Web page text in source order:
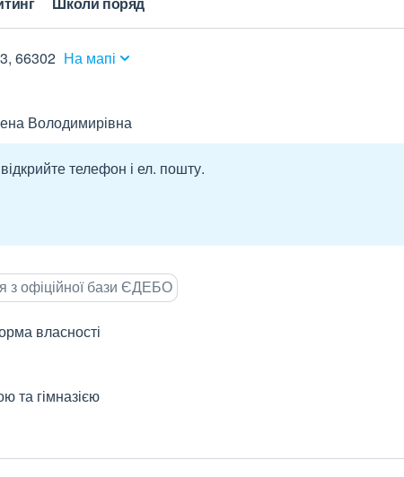
66302 На мапі
Володимирівна
телефон і ел. пошту.
з офіційної бази ЄДЕБО
власності
та гімназією